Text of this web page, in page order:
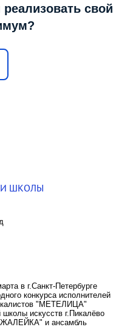
свой
ШКОЛЫ
в г.Санкт-Петербурге
конкурса исполнителей
"МЕТЕЛИЦА"
школы искусств г.Пикалёво
"ЖАЛЕЙКА" и ансамбль